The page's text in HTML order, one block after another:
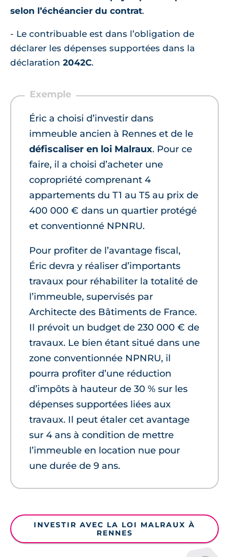
selon l’échéancier du contrat.
- Le contribuable est dans l’obligation de
déclarer les dépenses supportées dans la
déclaration 2042C.
Éric a choisi d’investir dans
immeuble ancien à Rennes et de le
défiscaliser en loi Malraux. Pour ce
faire, il a choisi d’acheter une
copropriété comprenant 4
appartements du T1 au T5 au prix de
400 000 € dans un quartier protégé
et conventionné NPNRU.
Pour profiter de l’avantage fiscal,
Éric devra y réaliser d’importants
travaux pour réhabiliter la totalité de
l’immeuble, supervisés par
Architecte des Bâtiments de France.
Il prévoit un budget de 230 000 € de
travaux. Le bien étant situé dans une
zone conventionnée NPNRU, il
pourra profiter d’une réduction
d’impôts à hauteur de 30 % sur les
dépenses supportées liées aux
travaux. Il peut étaler cet avantage
sur 4 ans à condition de mettre
l’immeuble en location nue pour
une durée de 9 ans.
INVESTIR AVEC LA LOI MALRAUX À
RENNES